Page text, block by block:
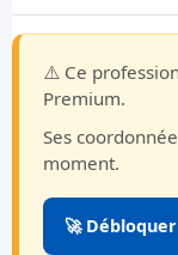
⚠️ Ce
Premium.
Ses
moment.
🚀